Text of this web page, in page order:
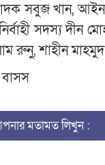
সবুজ খান, আইন
সদস্য
রুনু, শাহীন
বাসস
মতামত লিখুন :